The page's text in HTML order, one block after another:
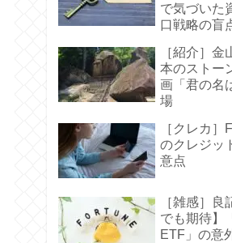
で気づいた
口戦略の盲
［紹介］
本のストー
画「君の名
場
［クレカ］
のクレジッ
意点
［雑感］良
でも期待】
ETF」の意